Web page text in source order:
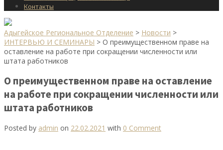
Контакты
Адыгейское Региональное Отделение > Новости >
ИНТЕРВЬЮ И СЕМИНАРЫ > О преимущественном праве на
оставление на работе при сокращении численности или
штата работников
О преимущественном праве на оставление
на работе при сокращении численности или
штата работников
Posted by admin on 22.02.2021 with 0 Comment